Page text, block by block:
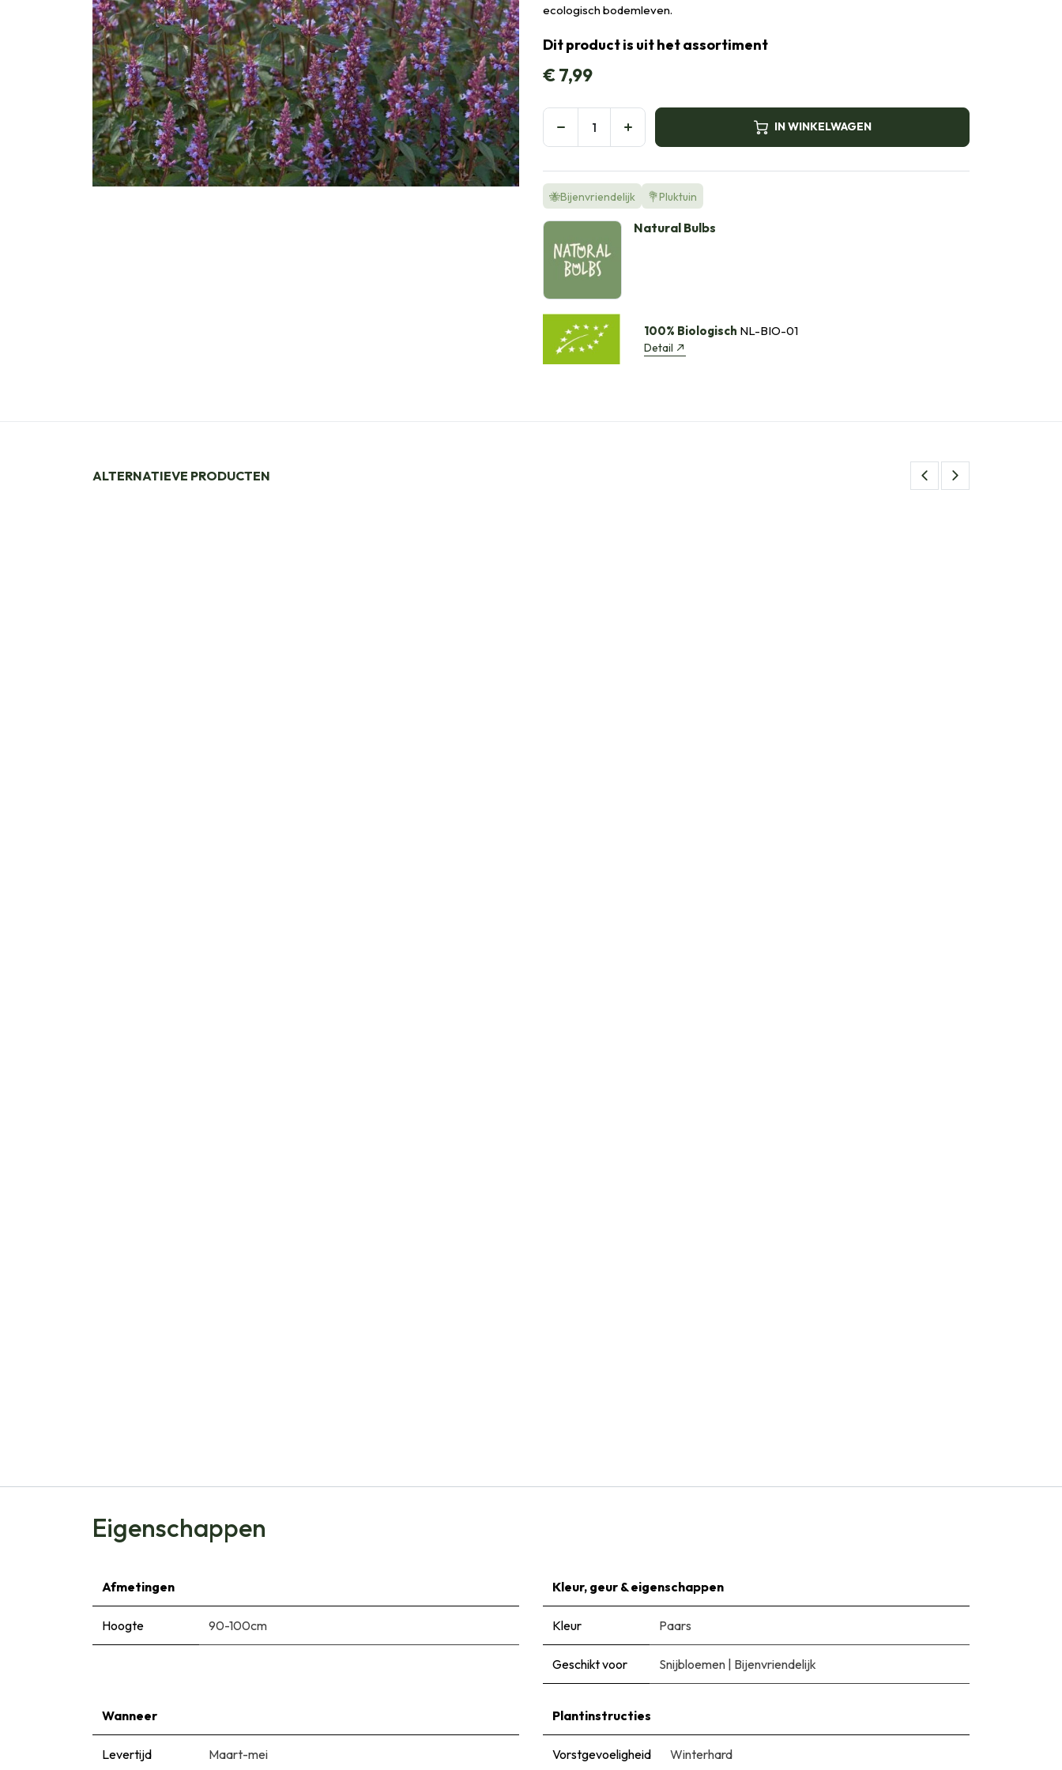
ecologisch bodemleven.
Dit product is uit het assortiment
€7,99
IN WINKELWAGEN
🐝Bijenvriendelijk 💐Pluktuin
Natural Bulbs
100% Biologisch NL-BIO-01
Detail
ALTERNATIEVE PRODUCTEN
Eigenschappen
Afmetingen
Hoogte 90-100cm
Kleur, geur & eigenschappen
Kleur Paars
Geschikt voor Snijbloemen Bijenvriendelijk
Wanneer
Levertijd Maart-mei
Plantinstructies
Vorstgevoeligheid Winterhard